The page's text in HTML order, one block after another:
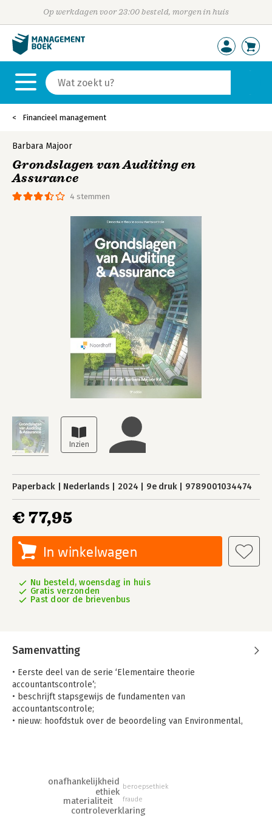
Op werkdagen voor 23:00 besteld, morgen in huis
Financieel management
4 stemmen
Barbara Majoor
Grondslagen van Auditing en
Assurance
Paperback Nederlands 2024 9e druk 9789001034474
€ 77,95
In winkelwagen
Nu besteld, woensdag in huis
Gratis verzonden
Past door de brievenbus
Samenvatting
• Eerste deel van de serie ‘Elementaire theorie
accountantscontrole’;
• beschrijft stapsgewijs de fundamenten van
accountantscontrole;
• nieuw: hoofdstuk over de beoordeling van Environmental,
de uitvoering van een controle-opdracht en de
verantwoordelijkheid van de accountant voor het constateren
van fraude en witwassen. Daarnaast bespreken de auteurs de
controleverklaring
materialiteit
ethiek
onafhankelijkheid
fraude
beroepsethiek